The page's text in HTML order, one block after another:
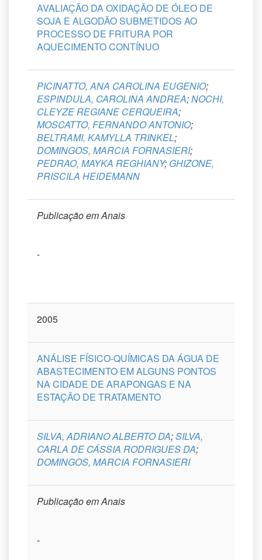
AVALIAÇÃO DA OXIDAÇÃO DE ÓLEO DE
SOJA E ALGODÃO SUBMETIDOS AO
PROCESSO DE FRITURA POR
AQUECIMENTO CONTÍNUO
PICINATTO, ANA CAROLINA EUGENIO;
ESPINDULA, CAROLINA ANDREA;NOCHI,
CLEYZE REGIANE CERQUEIRA;
MOSCATTO, FERNANDO ANTONIO;
BELTRAMI, KAMYLLA TRINKEL;
DOMINGOS, MARCIA FORNASIERI;
PEDRAO, MAYKA REGHIANY; GHIZONE,
PRISCILA HEIDEMANN
Publicação em Anais
-
2005
ANÁLISE FÍSICO-QUÍMICAS DA ÁGUA DE
ABASTECIMENTO EM ALGUNS PONTOS
NA CIDADE DE ARAPONGAS E NA
ESTAÇÃO DE TRATAMENTO
SILVA, ADRIANO ALBERTO DA;SILVA,
CARLA DE CÁSSIA RODRIGUES DA;
DOMINGOS, MARCIA FORNASIERI
Publicação em Anais
-